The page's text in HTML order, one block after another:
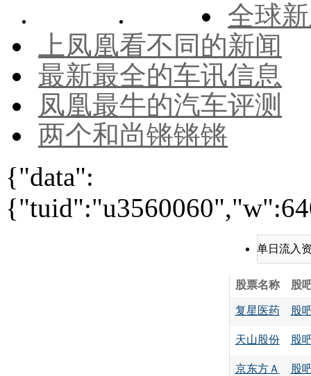
全球
上凤凰看不同的新闻
最新最全的车讯信息
凤凰最牛的汽车评测
两个和尚锵锵锵
{"data":
单日流入
股票名称 股
复星医药 股
天山股份 股
京东方Ａ 股